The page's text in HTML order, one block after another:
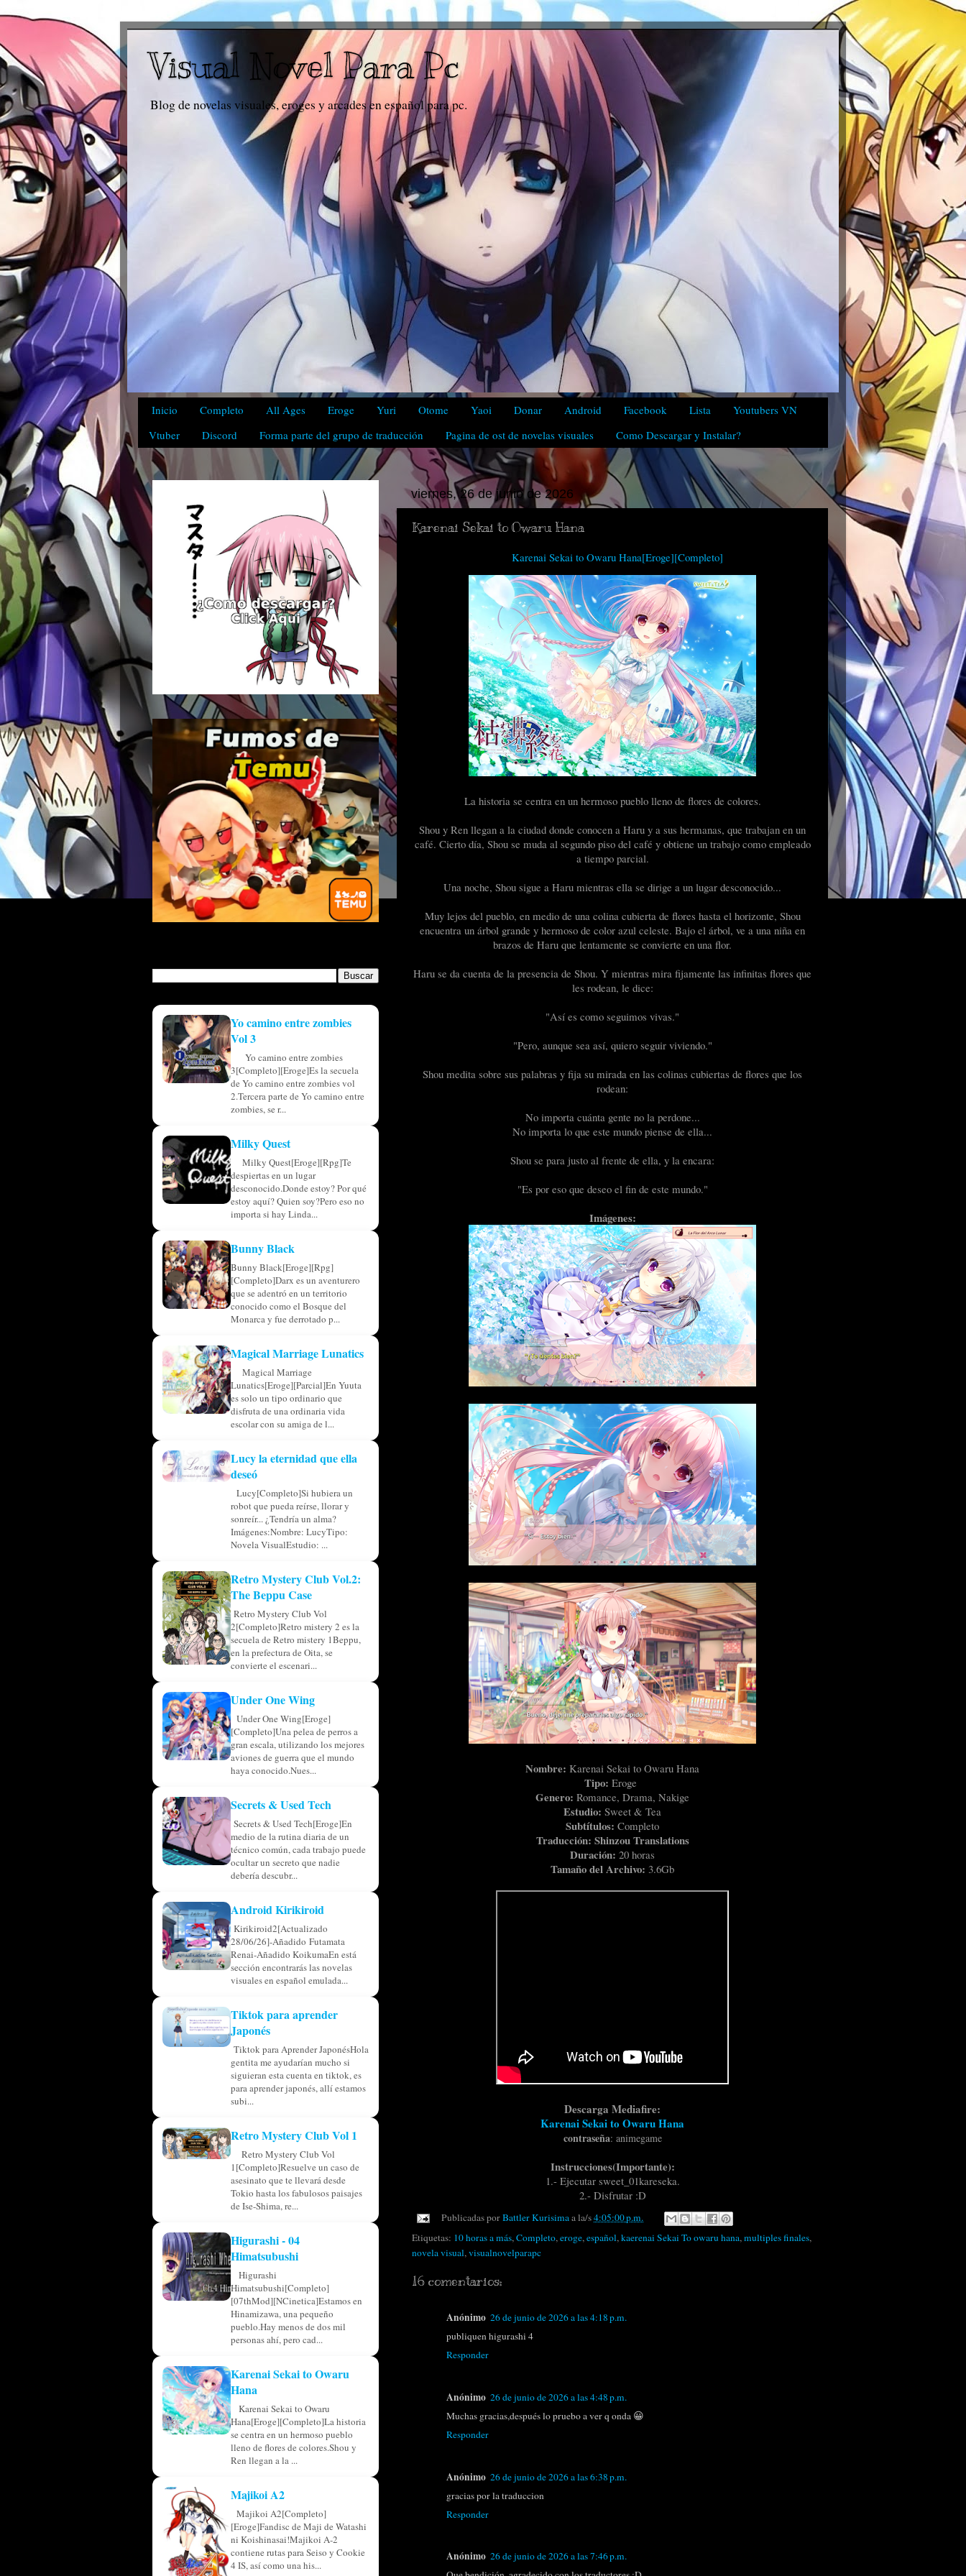
Visual Novel Para Pc
Blog de novelas visuales, eroges y arcades en español para pc.
Inicio Completo All Ages Eroge Yuri Otome Yaoi Donar Android Facebook Lista
Youtubers VN
Vtuber
Discord Forma parte del grupo de traducción Pagina de ost de novelas visuales Como Descargar y Instalar?
viernes, 26 de junio de 2026
Karenai Sekai to Owaru Hana
Karenai Sekai to Owaru Hana[Eroge][Completo]
La historia se centra en un hermoso pueblo lleno de flores de colores.
Shou y Ren llegan a la ciudad donde conocen a Haru y a sus hermanas, que trabajan en un
café. Cierto día, Shou se muda al segundo piso del café y obtiene un trabajo como empleado
a tiempo parcial.
Una noche, Shou sigue a Haru mientras ella se dirige a un lugar desconocido...
Muy lejos del pueblo, en medio de una colina cubierta de flores hasta el horizonte, Shou
encuentra un árbol grande y hermoso de color azul celeste. Bajo el árbol, ve a una niña en
brazos de Haru que lentamente se convierte en una flor.
Haru se da cuenta de la presencia de Shou. Y mientras mira fijamente las infinitas flores que
les rodean, le dice:
"Así es como seguimos vivas."
"Pero, aunque sea así, quiero seguir viviendo."
Shou medita sobre sus palabras y fija su mirada en las colinas cubiertas de flores que los
rodean:
No importa cuánta gente no la perdone...
No importa lo que este mundo piense de ella...
Shou se para justo al frente de ella, y la encara:
"Es por eso que deseo el fin de este mundo."
Imágenes:
Nombre: Karenai Sekai to Owaru Hana
Tipo: Eroge
Genero: Romance, Drama, Nakige
Estudio: Sweet & Tea
Subtítulos: Completo
Traducción: Shinzou Translations
Duración: 20 horas
Tamaño del Archivo: 3.6Gb
Descarga Mediafire:
Karenai Sekai to Owaru Hana
contraseña: animegame
Instrucciones(Importante):
1.- Ejecutar sweet_01kareseka.
2.- Disfrutar :D
Publicadas porBattler Kurisimaa la/s4:05:00 p.m.
Etiquetas: 10 horas a más,Completo,eroge,español,kaerenai Sekai To owaru hana,multiples finales,
novela visual,visualnovelparapc
16 comentarios:
Anónimo 26 de junio de 2026 a las 4:18 p.m.
publiquen higurashi 4
Responder
Anónimo 26 de junio de 2026 a las 4:48 p.m.
Muchas gracias,después lo pruebo a ver q onda 😀
Responder
Anónimo 26 de junio de 2026 a las 6:38 p.m.
gracias por la traduccion
Responder
Anónimo 26 de junio de 2026 a las 7:46 p.m.
Yo camino entre zombies
Vol 3
Yo camino entre zombies
3[Completo][Eroge]Es la secuela
de Yo camino entre zombies vol
2.Tercera parte de Yo camino entre
zombies, se r...
Milky Quest
Milky Quest[Eroge][Rpg]Te
despiertas en un lugar
desconocido.Donde estoy? Por qué
estoy aquí? Quien soy?Pero eso no
importa si hay Linda...
Bunny Black
Bunny Black[Eroge][Rpg]
[Completo]Darx es un aventurero
que se adentró en un territorio
conocido como el Bosque del
Monarca y fue derrotado p...
Magical Marriage Lunatics
Magical Marriage
Lunatics[Eroge][Parcial]En Yuuta
es solo un tipo ordinario que
disfruta de una ordinaria vida
escolar con su amiga de l...
Lucy la eternidad que ella
deseó
Lucy[Completo]Si hubiera un
robot que pueda reírse, llorar y
sonreír... ¿Tendría un alma?
Imágenes:Nombre: LucyTipo:
Novela VisualEstudio: ...
Retro Mystery Club Vol.2:
The Beppu Case
Retro Mystery Club Vol
2[Completo]Retro mistery 2 es la
secuela de Retro mistery 1Beppu,
en la prefectura de Oita, se
convierte el escenari...
Under One Wing
Under One Wing[Eroge]
[Completo]Una pelea de perros a
gran escala, utilizando los mejores
aviones de guerra que el mundo
haya conocido.Nues...
Secrets & Used Tech
Secrets & Used Tech[Eroge]En
medio de la rutina diaria de un
técnico común, cada trabajo puede
ocultar un secreto que nadie
debería descubr...
Android Kirikiroid
Kirikiroid2[Actualizado
28/06/26]-Añadido Futamata
Renai-Añadido KoikumaEn está
sección encontrarás las novelas
visuales en español emulada...
Tiktok para aprender
Japonés
Tiktok para Aprender JaponésHola
gentita me ayudarían mucho si
siguieran esta cuenta en tiktok, es
para aprender japonés, allí estamos
subi...
Retro Mystery Club Vol 1
Retro Mystery Club Vol
1[Completo]Resuelve un caso de
asesinato que te llevará desde
Tokio hasta los fabulosos paisajes
de Ise-Shima, re...
Higurashi - 04
Himatsubushi
Higurashi
Himatsubushi[Completo]
[07thMod][NCinetica]Estamos en
Hinamizawa, una pequeño
pueblo.Hay menos de dos mil
personas ahí, pero cad...
Karenai Sekai to Owaru
Hana
Karenai Sekai to Owaru
Hana[Eroge][Completo]La historia
se centra en un hermoso pueblo
lleno de flores de colores.Shou y
Ren llegan a la ...
Majikoi A2
Majikoi A2[Completo]
[Eroge]Fandisc de Maji de Watashi
ni Koishinasai!Majikoi A-2
contiene rutas para Seiso y Cookie
4 IS, así como una his...